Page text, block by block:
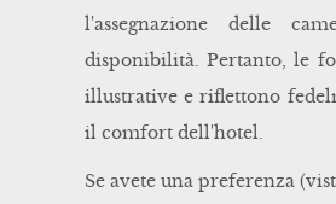
l'assegnazione delle
disponibilità. Pertanto, le
illustrative e riflettono
il comfort dell'hotel.
Se avete una preferenza